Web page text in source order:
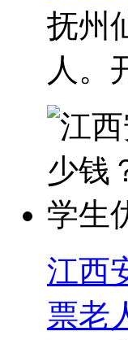
抚州
人。
江西
票老